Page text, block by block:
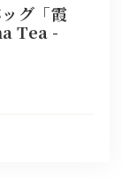
グ「霞
Tea -